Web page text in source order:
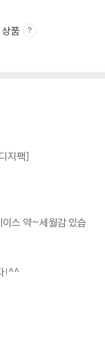
품
지팩]
이스 약~세월감 있습
!^^